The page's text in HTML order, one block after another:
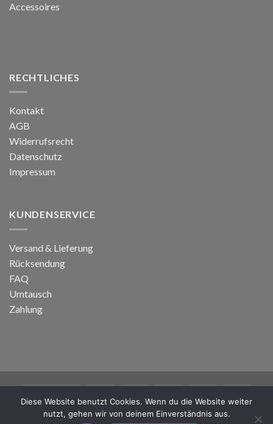
Accessoires
RECHTLICHES
Kontakt
AGB
Widerrufsrecht
Datenschutz
Impressum
KUNDENSERVICE
Versand & Lieferung
Rücksendung
FAQ
Umtausch
Zahlung
Diese Website benutzt Cookies. Wenn du die Website weiter
nutzt, gehen wir von deinem Einverständnis aus.